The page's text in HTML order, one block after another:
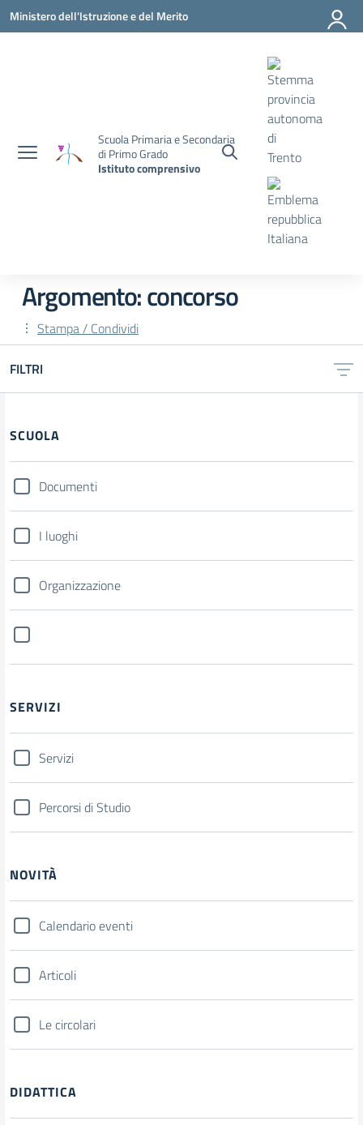
Vai ai contenuti
Vai al menu di navigazione
Vai al footer
Ministero dell'Istruzione e del Merito
Scuola Primaria e Secondaria
di Primo Grado
Istituto comprensivo
Argomento: concorso
Stampa / Condividi
FILTRI
SCUOLA
Documenti
I luoghi
Organizzazione
SERVIZI
Servizi
Percorsi di Studio
NOVITÀ
Calendario eventi
Articoli
Le circolari
DIDATTICA